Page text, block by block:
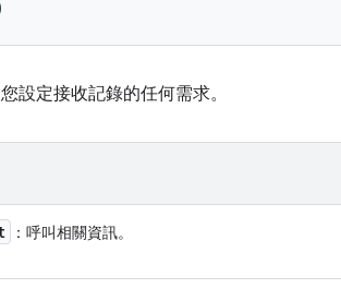
設定接收記錄的任何需求。
：呼叫相關資訊。